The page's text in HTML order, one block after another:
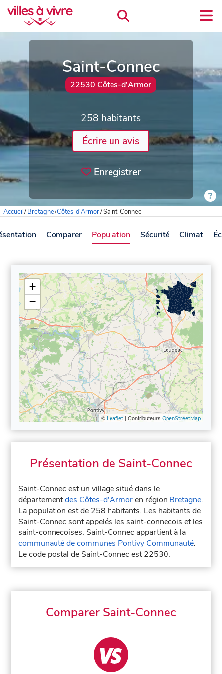
Saint-Connec
22530 Côtes-d'Armor
258 habitants
Écrire un avis
Enregistrer
Accueil/Bretagne/Côtes-d'Armor/Saint-Connec
Comparer Population Sécurité Climat
+
−
© Leaflet| Contributeurs OpenStreetMap
Présentation de Saint-Connec
Saint-Connec est un village situé dans le
départementdes Côtes-d'Armoren région Bretagne.
La population est de 258 habitants. Les habitants de
Saint-Connec sont appelés les saint-connecois et les
saint-connecoises. Saint-Connec appartient à la
communauté de communes Pontivy Communauté.
Le code postal de Saint-Connec est 22530.
Comparer Saint-Connec